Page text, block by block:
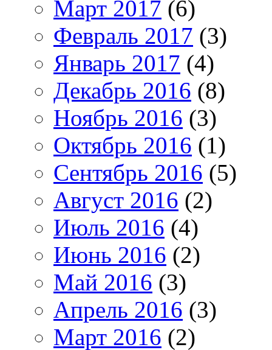
Март 2017 (6)
Февраль 2017 (3)
Январь 2017 (4)
Декабрь 2016 (8)
Ноябрь 2016 (3)
Октябрь 2016 (1)
Сентябрь 2016 (5)
Август 2016 (2)
Июль 2016 (4)
Июнь 2016 (2)
Май 2016 (3)
Апрель 2016 (3)
Март 2016 (2)